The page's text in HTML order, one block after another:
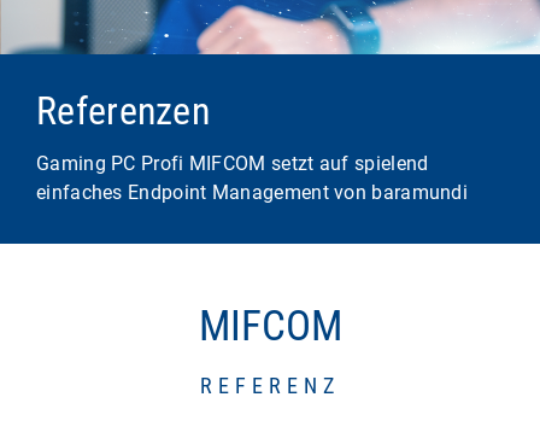
Referenzen
Gaming PC Profi MIFCOM setzt auf spielend
einfaches Endpoint Management von baramundi
MIFCOM
REFERENZ